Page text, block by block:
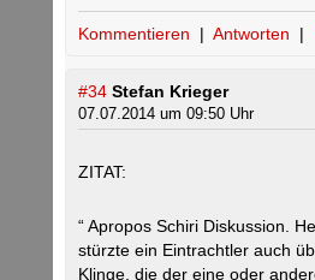
Kommentieren | Antworten |
#34 Stefan Krieger
07.07.2014 um 09:50 Uhr
ZITAT:
“ Apropos Schiri Diskussion.
stürzte ein Eintrachtler auch
Klinge, die der eine oder